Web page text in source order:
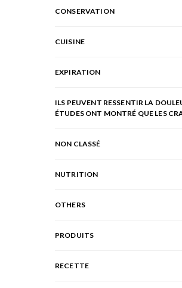
CONSERVATION
CUISINE
EXPIRATION
ILS PEUVENT RESSENTIR LA
ÉTUDES ONT MONTRÉ QUE LES
NON CLASSÉ
NUTRITION
OTHERS
PRODUITS
RECETTE